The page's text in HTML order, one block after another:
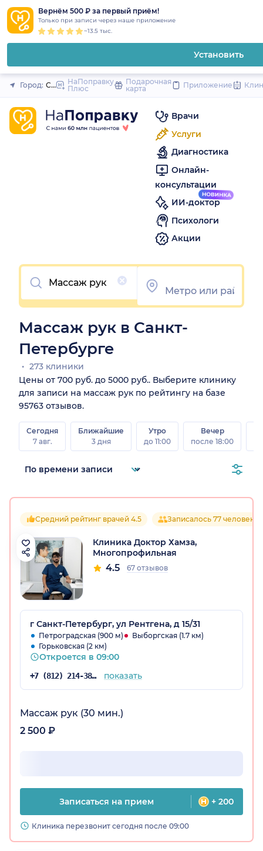
Вернём 500 ₽ за первый приём!
Только при записи через наше приложение
~13.5 тыс.
Установить
Закрыть
Город: Санкт-Петербург
НаПоправку
Плюс
Подарочная
карта
Приложение
Врачи
Услуги
Диагностика
Онлайн-
консультации
ИИ-доктор
Психологи
Акции
Очистить
Массаж рук в Санкт-
Петербурге
273 клиники
Цены от 700 руб. до 5000 руб.. Выберите клинику
для записи на массаж рук по рейтингу на базе
95763 отзывов.
Сегодня
7 авг.
Ближайшие
3 дня
Утро
до 11:00
Вечер
после 18:00
Средний рейтинг врачей 4.5 Записалось 77 человек
Клиника Доктор Хамза,
Многопрофильная
4.5 67 отзывов
г Санкт-Петербург, ул Рентгена, д 15/31
Петроградская (900 м)
Выборгская (1.7 км)
Горьковская (2 км)
Откроется в 09:00
+7 (812) 214-38-50 показать
Массаж рук (30 мин.)
2 500 ₽
Записаться на прием + 200
Клиника перезвонит сегодня после 09:00